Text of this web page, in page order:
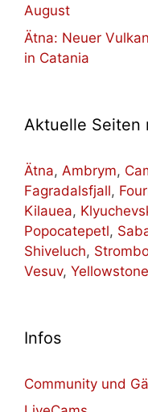
August
Ätna: Neuer
in Catania
Aktuelle Seiten
Ätna, Ambrym,
Fagradalsfjall,
Kilauea,
Popocatepetl,
Shiveluch,
Vesuv, Yellowstone
Infos
Community und